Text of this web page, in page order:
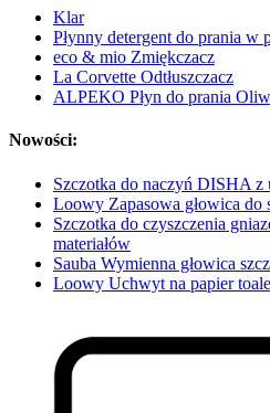
Klar
Płynny detergent do prania w
eco & mio Zmiękczacz
La Corvette Odtłuszczacz
ALPEKO Płyn do prania
Nowości:
Szczotka do naczyń DISHA z
Loowy Zapasowa głowica do
Szczotka do czyszczenia
materiałów
Sauba Wymienna głowica
Loowy Uchwyt na papier